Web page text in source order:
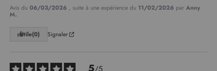
Avis du 06/03/2026 , suite à une expérience du 11/02/2026 par Anny
M.
Utile(0) Signaler